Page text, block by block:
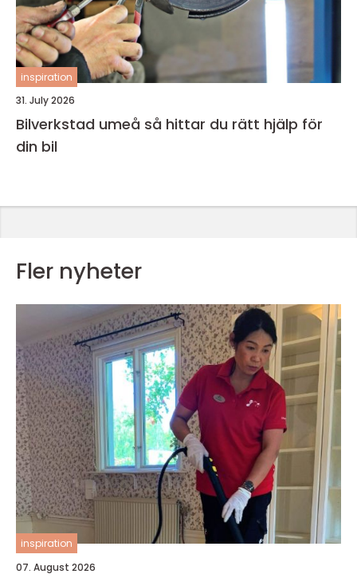
inspiration
31. July 2026
Bilverkstad umeå så hittar du rätt hjälp för
din bil
Fler nyheter
inspiration
07. August 2026